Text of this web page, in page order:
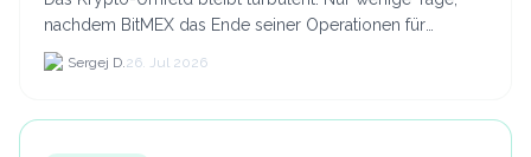
nachdem BitMEX das Ende seiner Operationen für
September 2026 bekannt gegeben hat, zieht nun die
nächste gr...
Sergej D.26. Jul 2026